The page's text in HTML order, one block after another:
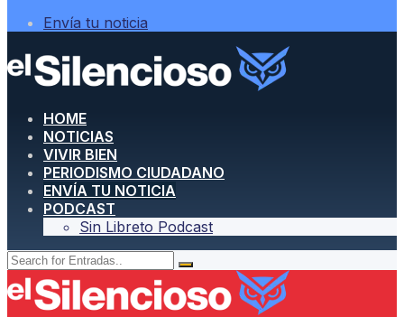
Envía tu noticia
HOME
NOTICIAS
VIVIR BIEN
PERIODISMO CIUDADANO
ENVÍA TU NOTICIA
PODCAST
Sin Libreto Podcast